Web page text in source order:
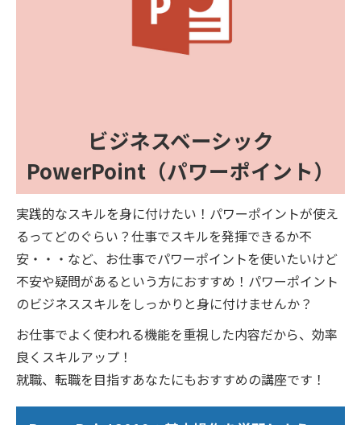
ビジネスベーシック
PowerPoint（パワーポイント）
実践的なスキルを身に付けたい！パワーポイントが使え
るってどのぐらい？仕事でスキルを発揮できるか不
安・・・など、お仕事でパワーポイントを使いたいけど
不安や疑問があるという方におすすめ！パワーポイント
のビジネススキルをしっかりと身に付けませんか？
お仕事でよく使われる機能を重視した内容だから、効率
良くスキルアップ！
就職、転職を目指すあなたにもおすすめの講座です！